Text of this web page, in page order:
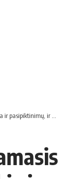
ir pagyrų